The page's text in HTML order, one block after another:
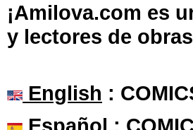
¡Amilova.com es
y lectores de
English :